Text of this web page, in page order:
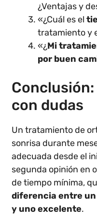
¿Ventajas y
«¿Cuál es el
tratamiento y
«¿Mi
por buen
Conclusión:
con dudas
Un tratamiento de
sonrisa durante
adecuada desde el
segunda opinión en
de tiempo mínima,
diferencia entre
y uno excelente.